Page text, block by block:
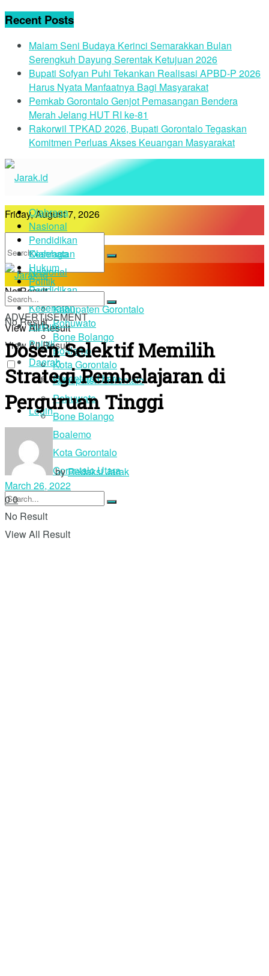
Recent Posts
Malam Seni Budaya Kerinci Semarakkan Bulan
Serengkuh Dayung Serentak Ketujuan 2026
Bupati Sofyan Puhi Tekankan Realisasi APBD-P 2026
Harus Nyata Manfaatnya Bagi Masyarakat
Pemkab Gorontalo Genjot Pemasangan Bendera
Merah Jelang HUT RI ke-81
Rakorwil TPKAD 2026, Bupati Gorontalo Tegaskan
Komitmen Perluas Akses Keuangan Masyarakat
Friday, August 7, 2026
No Result
View All Result
Login
Olahraga
Nasional
Pendidikan
Kesehatan
Hukum
Politik
Daerah
Kabupaten Gorontalo
Pohuwato
Bone Bolango
Boalemo
Kota Gorontalo
Gorontalo Utara
Olahraga
Nasional
Pendidikan
Kesehatan
Hukum
Politik
Daerah
Kabupaten Gorontalo
Pohuwato
Bone Bolango
Boalemo
Kota Gorontalo
Gorontalo Utara
No Result
View All Result
No Result
View All Result
ADVERTISEMENT
Dosen Selektif Memilih
Strategi Pembelajaran di
Perguruan Tinggi
byRedaksi Jarak
March 26, 2022
00